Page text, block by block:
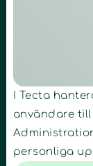
I Tecta
användare
personliga